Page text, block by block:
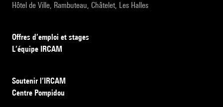
Hôtel de Ville, Rambuteau, Châtelet, Les Halles
Offres d’emploi et stages
L’équipe IRCAM
Soutenir l’IRCAM
Centre Pompidou